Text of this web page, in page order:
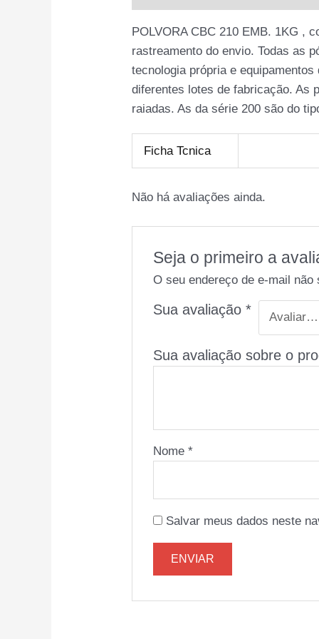
POLVORA CBC 210 EMB. 1KG ,
rastreamento do envio. Todas as
tecnologia própria e
diferentes lotes de fabricação. As
raiadas. As da série 200 são do
Ficha Tcnica
Não há avaliações ainda.
Seja o primeiro a
O seu endereço de e-mail não
Sua avaliação *
Sua avaliação sobre o
Nome *
Salvar meus dados neste